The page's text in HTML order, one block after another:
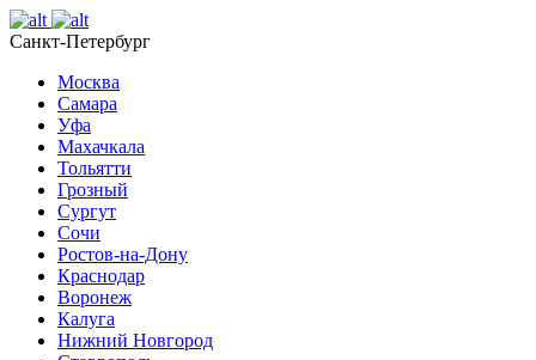
Санкт-Петербург
Москва
Самара
Уфа
Махачкала
Тольятти
Грозный
Сургут
Сочи
Ростов-на-Дону
Краснодар
Воронеж
Калуга
Нижний Новгород